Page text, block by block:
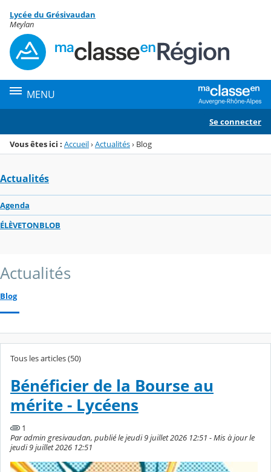
Menu de la rubrique
Contenu
Lycée du Grésivaudan
Meylan
MENU
Se connecter
Vous êtes ici : Accueil›Actualités› Blog
Actualités
Agenda
ÉLÈVETONBLOB
Actualités
Blog
Tous les articles (50)
Bénéficier de la Bourse au
mérite - Lycéens
1
Par admin gresivaudan, publié le jeudi 9 juillet 2026 12:51 - Mis à jour le
jeudi 9 juillet 2026 12:51